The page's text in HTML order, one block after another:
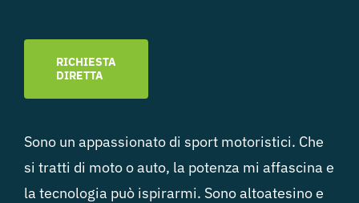
RICHIESTA
DIRETTA
Sono un appassionato di sport motoristici. Che
si tratti di moto o auto, la potenza mi affascina e
la tecnologia può ispirarmi. Sono altoatesino e